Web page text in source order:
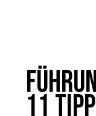
11